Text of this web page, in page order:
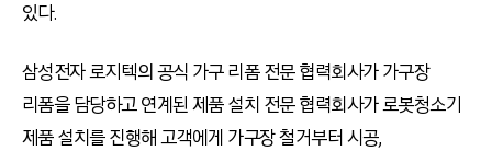
있다.
삼성전자 로지텍의 공식 가구 리폼 전문 협력회사가 가구장
리폼을 담당하고 연계된 제품 설치 전문 협력회사가 로봇청소기
제품 설치를 진행해 고객에게 가구장 철거부터 시공,